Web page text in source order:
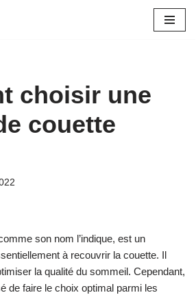
choisir une
couette
son nom l’indique, est un
à recouvrir la couette. Il
la qualité du sommeil. Cependant,
de faire le choix optimal parmi les